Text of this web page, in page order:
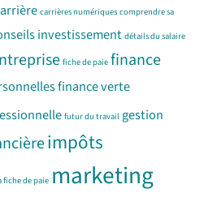
carrières numériques comprendre sa
investissement détails du salaire
fiche de paie finance
finance verte
futur du travail gestion
impôts
fiche de paie marketing